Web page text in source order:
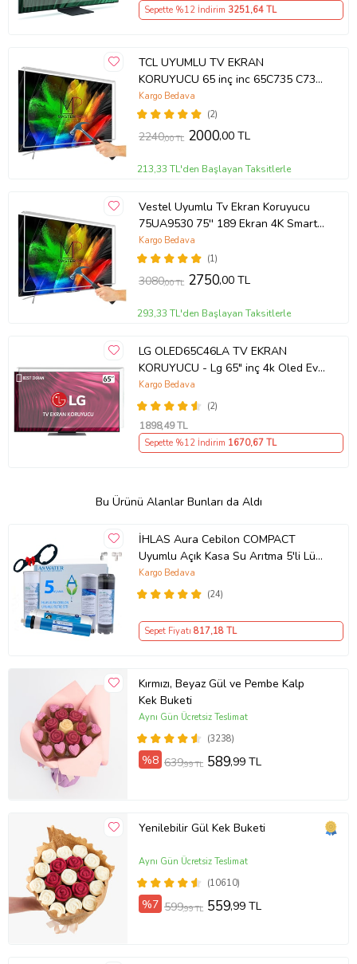
Sepette %12 İndirim 3251,64 TL
TCL UYUMLU TV EKRAN
KORUYUCU 65 inç inc 65C735 C735
TCL QLED 4K TV
(2)
Kargo Bedava
2240,00 TL 2000,00 TL
213,33 TL'den Başlayan Taksitlerle
Vestel Uyumlu Tv Ekran Koruyucu
75UA9530 75'' 189 Ekran 4K Smart
Android TV
(1)
Kargo Bedava
3080,00 TL 2750,00 TL
293,33 TL'den Başlayan Taksitlerle
LG OLED65C46LA TV EKRAN
KORUYUCU - Lg 65" inç 4k Oled Evo
Ekran Koruyucu
(2)
Kargo Bedava
1898,49 TL
Sepette %12 İndirim 1670,67 TL
Bu Ürünü Alanlar Bunları da Aldı
İHLAS Aura Cebilon COMPACT
Uyumlu Açık Kasa Su Arıtma 5'li Lüx
10" Filtre Seti 75 GPD BENC
Membranlı
(24)
Kargo Bedava
Sepet Fiyatı 817,18 TL
Kırmızı, Beyaz Gül ve Pembe Kalp
Kek Buketi
(3238)
Aynı Gün Ücretsiz Teslimat
%8 639,99 TL 589,99 TL
Yenilebilir Gül Kek Buketi
(10610)
Aynı Gün Ücretsiz Teslimat
%7 599,99 TL 559,99 TL